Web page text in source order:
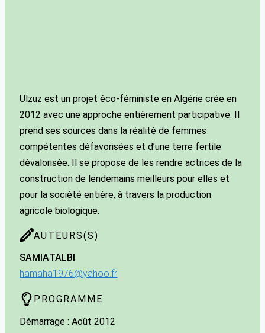
Ulzuz est un projet éco-féministe en Algérie crée en
2012 avec une approche entièrement participative. Il
prend ses sources dans la réalité de femmes
compétentes défavorisées et d’une terre fertile
dévalorisée. Il se propose de les rendre actrices de la
construction de lendemains meilleurs pour elles et
pour la société entière, à travers la production
agricole biologique.
AUTEURS(S)
SAMIATALBI
hamaha1976@yahoo.fr
PROGRAMME
Démarrage : Août 2012